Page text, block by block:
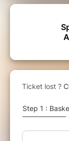
bruitages
références
grands
C’est